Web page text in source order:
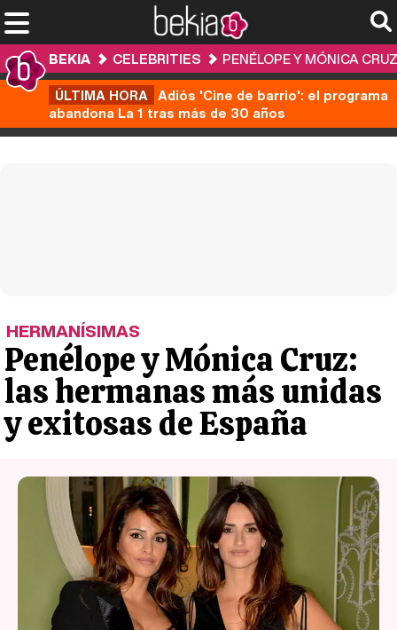
BEKIA CELEBRITIES
PENÉLOPE Y MÓNICA
ÚLTIMA HORA Adiós 'Cine de barrio': el programa
abandona La 1 tras más de 30 años
HERMANÍSIMAS
Penélope y Mónica Cruz:
las hermanas más unidas
y exitosas de España